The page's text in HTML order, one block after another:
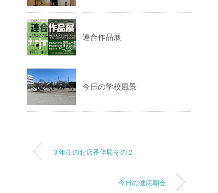
連合作品展
今日の学校風景
３年生のお店番体験その２
今日の健康朝会